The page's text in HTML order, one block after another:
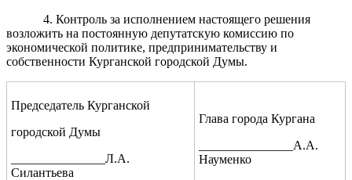
4. Контроль за исполнением настоящего решения
возложить на постоянную депутатскую комиссию по
экономической политике, предпринимательству и
собственности Курганской городской Думы.
Председатель Курганской
городской Думы
_______________Л.А.
Силантьева
Глава города Кургана
_______________А.А.
Науменко